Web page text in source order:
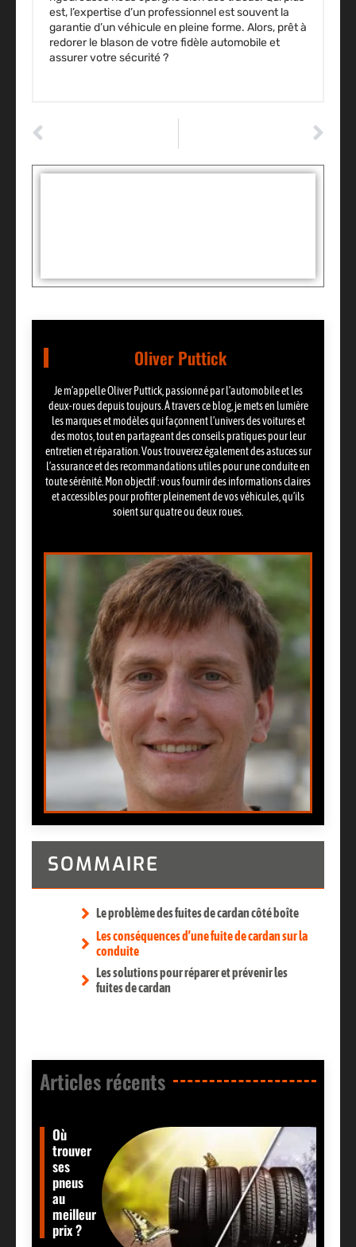
est, l’expertise d’un professionnel est souvent la
garantie d’un véhicule en pleine forme. Alors, prêt à
redorer le blason de votre fidèle automobile et
assurer votre sécurité ?
Oliver Puttick
Je m’appelle Oliver Puttick, passionné par l’automobile et les
deux-roues depuis toujours. À travers ce blog, je mets en lumière
les marques et modèles qui façonnent l’univers des voitures et
des motos, tout en partageant des conseils pratiques pour leur
entretien et réparation. Vous trouverez également des astuces sur
l’assurance et des recommandations utiles pour une conduite en
toute sérénité. Mon objectif : vous fournir des informations claires
et accessibles pour profiter pleinement de vos véhicules, qu’ils
soient sur quatre ou deux roues.
SOMMAIRE
Le problème des fuites de cardan côté boîte
Les conséquences d’une fuite de cardan sur la
conduite
Les solutions pour réparer et prévenir les
fuites de cardan
Articles récents​
Où
trouver
ses
pneus
au
meilleur
prix ?